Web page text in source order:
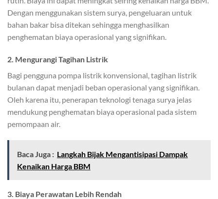
Dengan menggunakan sistem surya, pengeluaran untuk
bahan bakar bisa ditekan sehingga menghasilkan
penghematan biaya operasional yang signifikan.
2. Mengurangi Tagihan Listrik
Bagi pengguna pompa listrik konvensional, tagihan listrik
bulanan dapat menjadi beban operasional yang signifikan.
Oleh karena itu, penerapan teknologi tenaga surya jelas
mendukung penghematan biaya operasional pada sistem
pemompaan air.
Baca Juga : Langkah Bijak Mengantisipasi Dampak
Kenaikan Harga BBM
3. Biaya Perawatan Lebih Rendah